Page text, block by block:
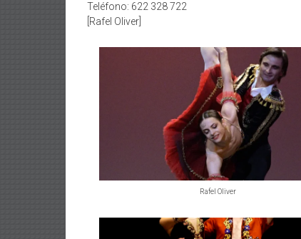
Teléfono: 622 328 722
[Rafel Oliver]
Rafel Oliver